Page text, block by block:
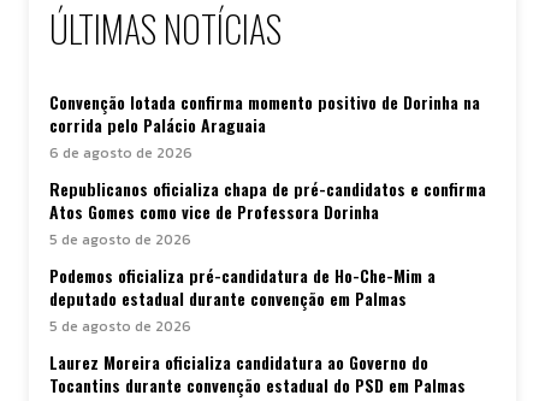
ÚLTIMAS NOTÍCIAS
Convenção lotada confirma momento positivo de Dorinha na
corrida pelo Palácio Araguaia
6 de agosto de 2026
Republicanos oficializa chapa de pré-candidatos e confirma
Atos Gomes como vice de Professora Dorinha
5 de agosto de 2026
Podemos oficializa pré-candidatura de Ho-Che-Mim a
deputado estadual durante convenção em Palmas
5 de agosto de 2026
Laurez Moreira oficializa candidatura ao Governo do
Tocantins durante convenção estadual do PSD em Palmas